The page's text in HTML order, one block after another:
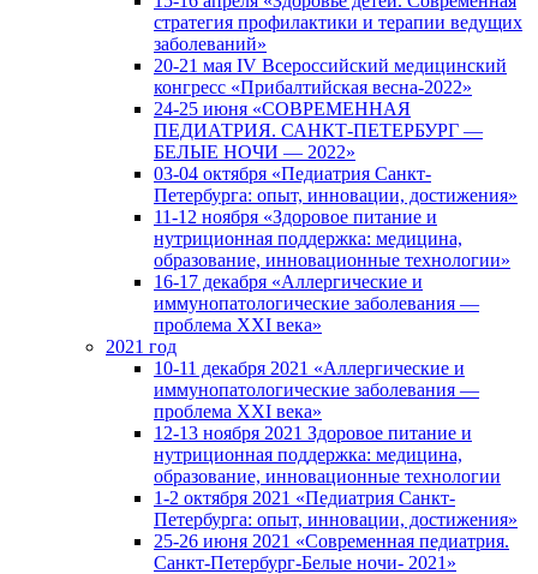
стратегия профилактики и терапии ведущих
заболеваний»
20-21 мая IV Всероссийский медицинский
конгресс «Прибалтийская весна-2022»
24-25 июня «СОВРЕМЕННАЯ
ПЕДИАТРИЯ. САНКТ-ПЕТЕРБУРГ —
БЕЛЫЕ НОЧИ — 2022»
03-04 октября «Педиатрия Санкт-
Петербурга: опыт, инновации, достижения»
11-12 ноября «Здоровое питание и
нутриционная поддержка: медицина,
образование, инновационные технологии»
16-17 декабря «Аллергические и
иммунопатологические заболевания —
проблема XXI века»
2021 год
10-11 декабря 2021 «Аллергические и
иммунопатологические заболевания —
проблема XXI века»
12-13 ноября 2021 Здоровое питание и
нутриционная поддержка: медицина,
образование, инновационные технологии
1-2 октября 2021 «Педиатрия Санкт-
Петербурга: опыт, инновации, достижения»
25-26 июня 2021 «Современная педиатрия.
Санкт-Петербург-Белые ночи- 2021»